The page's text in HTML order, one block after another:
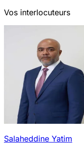
Vos interlocuteurs
Salaheddine Yatim